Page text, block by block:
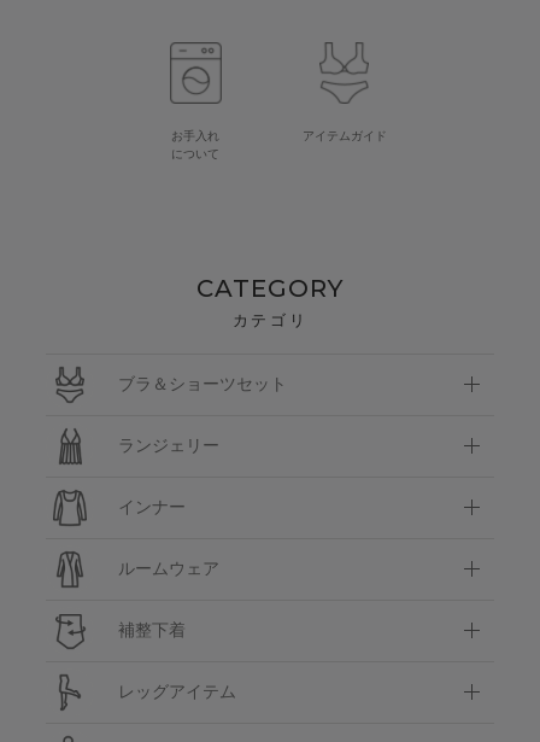
お手入れ
について
アイテムガイド
CATEGORY
カテゴリ
ブラ＆ショーツセット
ランジェリー
インナー
ルームウェア
補整下着
レッグアイテム